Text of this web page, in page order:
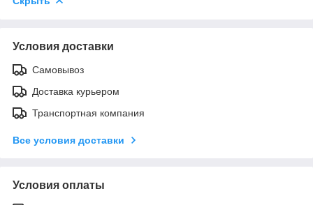
Условия доставки
Самовывоз
Доставка курьером
Транспортная компания
Все условия доставки
Условия оплаты